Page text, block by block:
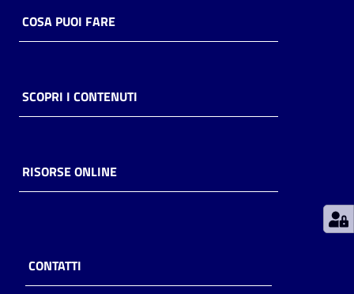
Archivio
Decentrate
lettura
COSA PUOI FARE
SCOPRI I CONTENUTI
RISORSE ONLINE
CONTATTI